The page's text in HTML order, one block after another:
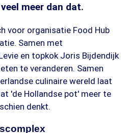
meer dan dat.
voor organisatie Food Hub
Samen met
en topkok Joris Bijdendijk
te veranderen. Samen
culinaire wereld laat
'de Hollandse pot' meer te
denkt.